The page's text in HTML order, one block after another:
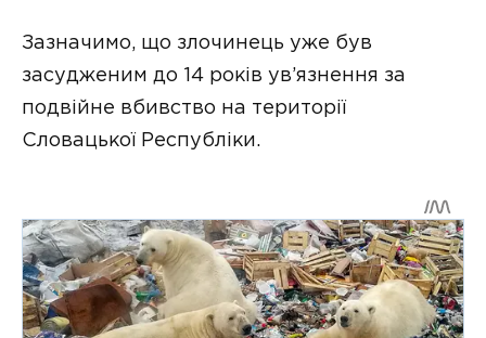
Зазначимо, що злочинець уже був
засудженим до 14 років ув’язнення за
подвійне вбивство на території
Словацької Республіки.